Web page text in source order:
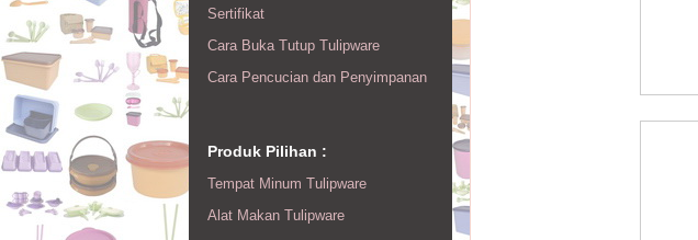
Sertifikat
Cara Buka Tutup Tulipware
Cara Pencucian dan Penyimpanan
Produk Pilihan :
Tempat Minum Tulipware
Alat Makan Tulipware